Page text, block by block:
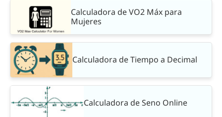
Calculadora de VO2 Máx para
Mujeres
Calculadora de Tiempo a Decimal
Calculadora de Seno Online